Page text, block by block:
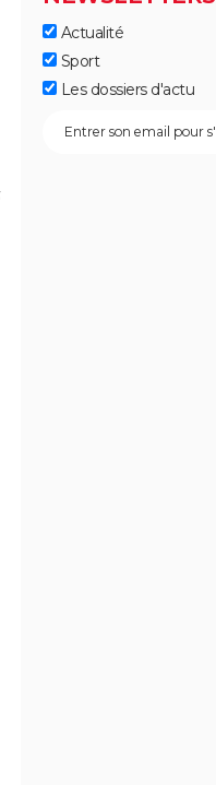
Actualité
Sport
Les dossiers d'actu